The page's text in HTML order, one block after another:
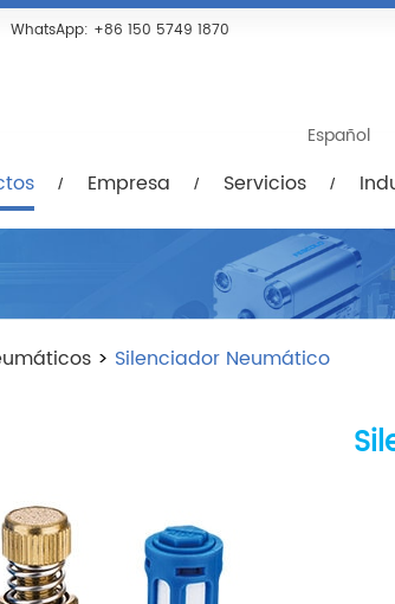
WhatsApp: +86 150 5749 1870
Español
Empresa Servicios
Servicios
> Silenciador Neumático